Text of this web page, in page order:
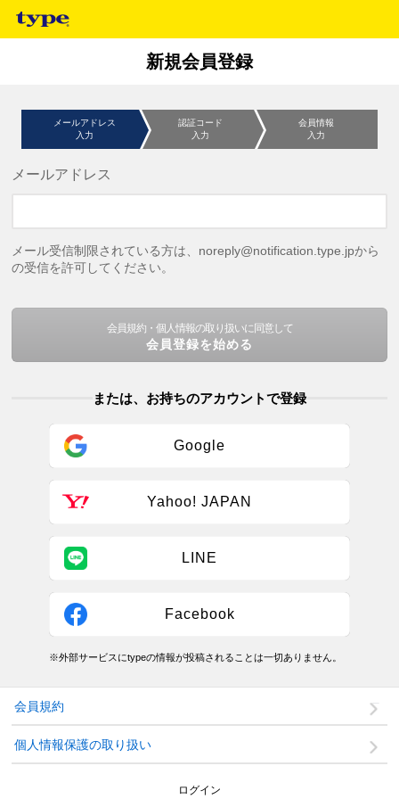
新規会員登録
メールアドレス
入力
認証コード
入力
会員情報
入力
メールアドレス
メール受信制限されている方は、noreply@notification.type.jpから
の受信を許可してください。
会員規約・個人情報の取り扱いに同意して
会員登録を始める
または、お持ちのアカウントで登録
Google
Yahoo! JAPAN
LINE
Facebook
※外部サービスにtypeの情報が投稿されることは一切ありません。
会員規約
個人情報保護の取り扱い
ログイン